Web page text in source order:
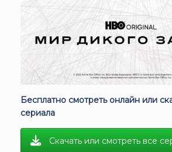
Бесплатно смотреть онлайн или
сериала
Скачать или смотреть все